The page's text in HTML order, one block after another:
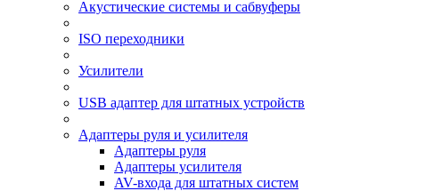
Акустические системы и сабвуферы
ISO переходники
Усилители
USB адаптер для штатных устройств
Адаптеры руля и усилителя
Адаптеры руля
Адаптеры усилителя
AV-входа для штатных систем